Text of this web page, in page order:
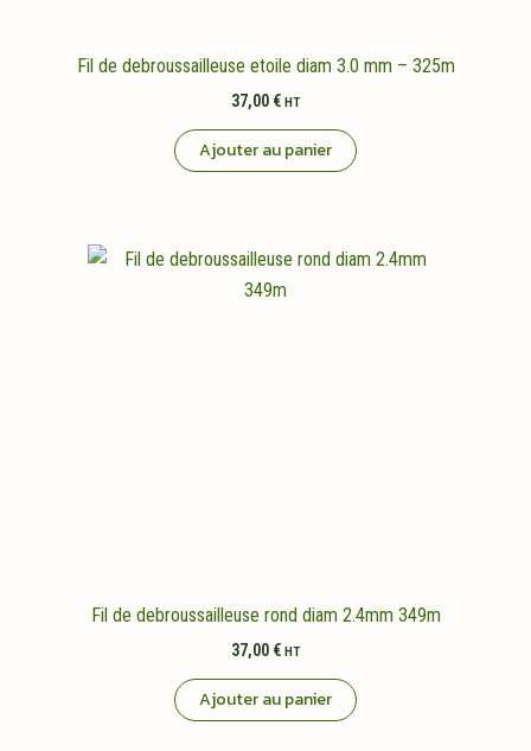
Fil de debroussailleuse etoile diam 3.0 mm – 325m
37,00 € HT
Ajouter au panier
Fil de debroussailleuse rond diam 2.4mm 349m
37,00 € HT
Ajouter au panier